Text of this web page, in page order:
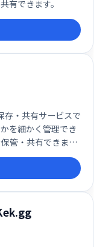
有できます。
・共有サービスで
を細かく管理でき
管・共有できま
り、安心してご利